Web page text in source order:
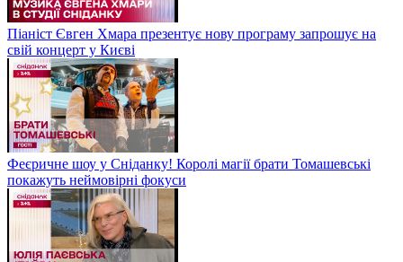
Піаніст Євген Хмара презентує нову програму запрошує на
свій концерт у Києві
Феєричне шоу у Сніданку! Королі магії брати Томашевські
покажуть неймовірні фокуси